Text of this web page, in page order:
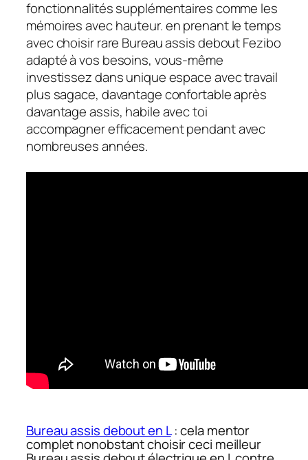
fonctionnalités supplémentaires comme les
mémoires avec hauteur. en prenant le temps
avec choisir rare Bureau assis debout Fezibo
adapté à vos besoins, vous-même
investissez dans unique espace avec travail
plus sagace, davantage confortable après
davantage assis, habile avec toi
accompagner efficacement pendant avec
nombreuses années.
Bureau assis debout en L: cela mentor
complet nonobstant choisir ceci meilleur